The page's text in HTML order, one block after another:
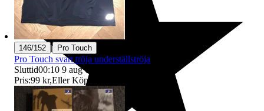
146/152 | Pro Touch
Pro Touch svart tröja underställströja
Sluttid00:10 9 aug 00:10
Pris:99 kr,Eller Köp nu